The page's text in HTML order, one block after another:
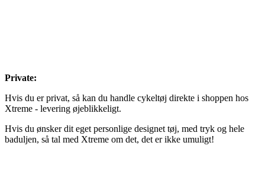
Private:
Hvis du er privat, så kan du handle cykeltøj direkte i shoppen hos
Xtreme - levering øjeblikkeligt.
Hvis du ønsker dit eget personlige designet tøj, med tryk og hele
baduljen, så tal med Xtreme om det, det er ikke umuligt!